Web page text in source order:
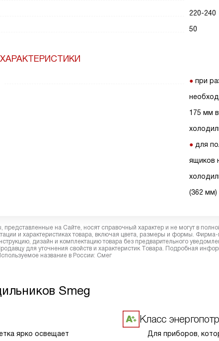
220-240
50
при
175 мм
для
ящиков
(362 мм)
на Сайте, носят справочный характер и не могут в
и характеристиках товара, включая цвета, размеры и формы. Фирма-
дизайн и комплектацию товара без предварительного
для уточнения свойств и характеристик Товара. Подробная
название в России: Смег
Smeg
ярко освещает
Класс
Для приборов,